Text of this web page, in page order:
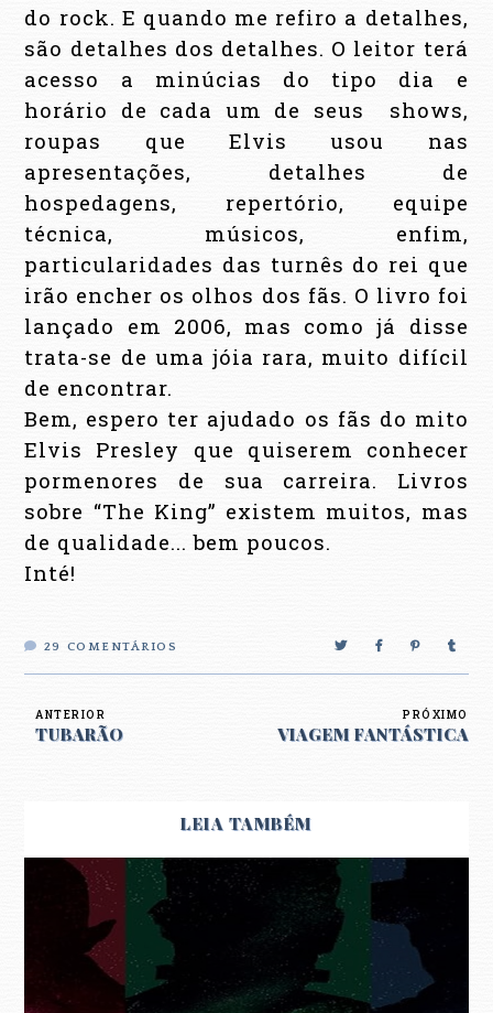
do rock. E quando me refiro a detalhes,
são detalhes dos detalhes. O leitor terá
acesso a minúcias do tipo dia e
horário de cada um de seus
shows,
roupas que Elvis usou nas
apresentações, detalhes de
hospedagens, repertório, equipe
técnica, músicos, enfim,
particularidades das turnês do rei que
irão encher os olhos dos fãs. O livro foi
lançado em 2006, mas como já disse
trata-se de uma jóia rara, muito difícil
de encontrar.
Bem, espero ter ajudado os fãs do mito
Elvis Presley que quiserem conhecer
pormenores de sua carreira. Livros
sobre “The King” existem muitos, mas
de qualidade... bem poucos.
Inté!
29 COMENTÁRIOS
ANTERIOR
TUBARÃO
PRÓXIMO
VIAGEM FANTÁSTICA
LEIA TAMBÉM